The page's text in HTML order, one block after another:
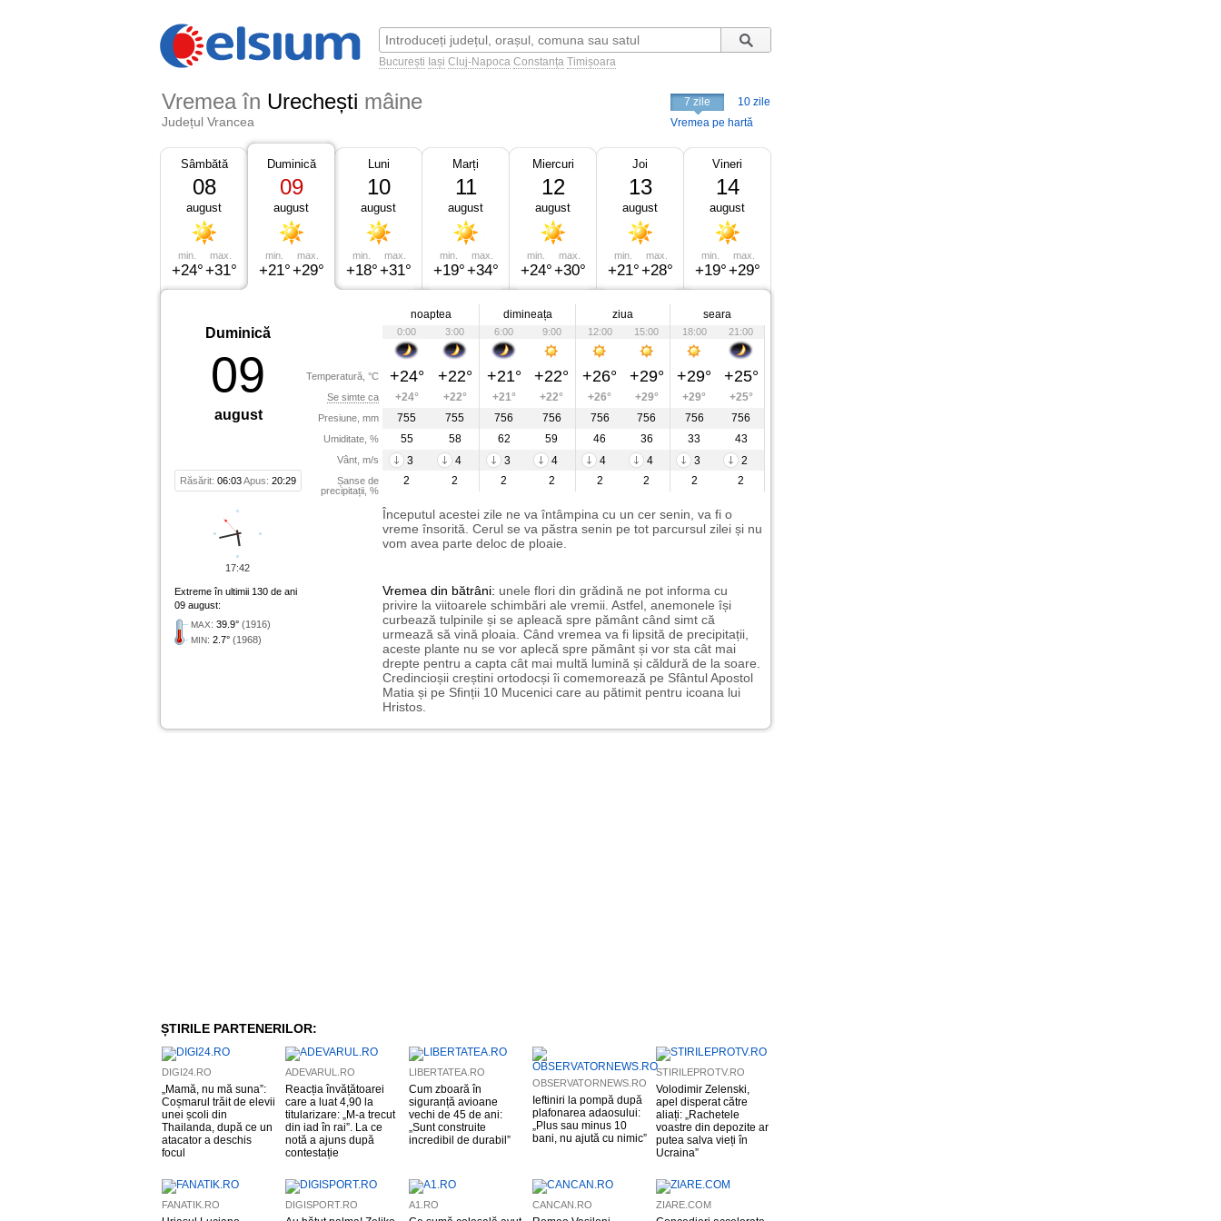
București Iași Cluj-Napoca Constanța Timișoara
Vremea în Urechești mâine
Județul Vrancea
7 zile
10 zile
Vremea pe hartă
Sâmbătă
08
august
min.
+24°
max.
+31°
Duminică
09
august
min.
+21°
max.
+29°
Luni
10
august
min.
+18°
max.
+31°
Marți
11
august
min.
+19°
max.
+34°
Miercuri
12
august
min.
+24°
max.
+30°
Joi
13
august
min.
+21°
max.
+28°
Vineri
14
august
min.
+19°
max.
+29°
Duminică
09
august
Răsărit: 06:03Apus: 20:29
Temperatură, °C
Se simte ca
Presiune, mm
Umiditate, %
Vânt, m/s
Șanse de
precipitații, %
noaptea dimineața ziua seara
0:00 3:00 6:00 9:00 12:00 15:00 18:00 21:00
+24° +22° +21° +22° +26° +29° +29° +25°
+24° +22° +21° +22° +26° +29° +29°
+25°
755
755 756 756 756 756 756
756
55
58 62 59 46 36 33
43
3
4 3 4 4 4 3
2
2
2 2 2 2 2 2 2
Începutul acestei zile ne va întâmpina cu un cer senin, va fi o
vreme însorită. Cerul se va păstra senin pe tot parcursul zilei și nu
vom avea parte deloc de ploaie.
Extreme în ultimii 130 de ani
09 august:
MAX: 39.9° (1916)
MIN: 2.7° (1968)
Vremea din bătrâni: unele flori din grădină ne pot informa cu
privire la viitoarele schimbări ale vremii. Astfel, anemonele își
curbează tulpinile și se apleacă spre pământ când simt că
urmează să vină ploaia. Când vremea va fi lipsită de precipitații,
aceste plante nu se vor aplecă spre pământ și vor sta cât mai
drepte pentru a capta cât mai multă lumină și căldură de la soare.
Credincioșii creștini ortodocși îi comemorează pe Sfântul Apostol
Matia și pe Sfinții 10 Mucenici care au pătimit pentru icoana lui
Hristos.
17:42
ȘTIRILE PARTENERILOR:
DIGI24.RO
„Mamă, nu mă suna”:
Coșmarul trăit de elevii
unei școli din
Thailanda, după ce un
atacator a deschis
focul
ADEVARUL.RO
Reacția învățătoarei
care a luat 4,90 la
titularizare: „M-a trecut
din iad în rai”. La ce
notă a ajuns după
contestație
LIBERTATEA.RO
Cum zboară în
siguranță avioane
vechi de 45 de ani:
„Sunt construite
incredibil de durabil”
OBSERVATORNEWS.RO
Ieftiniri la pompă după
plafonarea adaosului:
„Plus sau minus 10
bani, nu ajută cu nimic”
STIRILEPROTV.RO
Volodimir Zelenski,
apel disperat către
aliați: „Rachetele
voastre din depozite ar
putea salva vieți în
Ucraina”
FANATIK.RO DIGISPORT.RO A1.RO CANCAN.RO ZIARE.COM